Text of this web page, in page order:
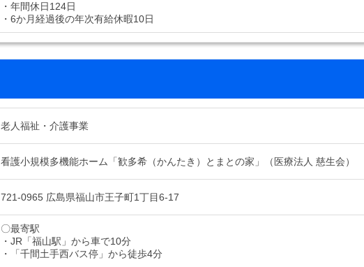
・年間休日124日
・6か月経過後の年次有給休暇10日
老人福祉・介護事業
看護小規模多機能ホーム「歓多希（かんたき）とまとの家」（医療法人 慈生会）
721-0965 広島県福山市王子町1丁目6-17
〇最寄駅
・JR「福山駅」から車で10分
・「千間土手西バス停」から徒歩4分